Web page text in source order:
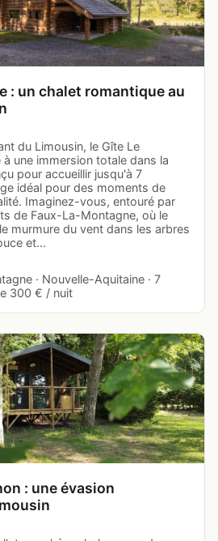
: un chalet romantique au
du Limousin, le Gîte Le
une immersion totale dans la
pour accueillir jusqu'à 7
idéal pour des moments de
Imaginez-vous, entouré par
de Faux-La-Montagne, où le
murmure du vent dans les arbres
et…
· Nouvelle-Aquitaine · 7
300 € / nuit
: une évasion